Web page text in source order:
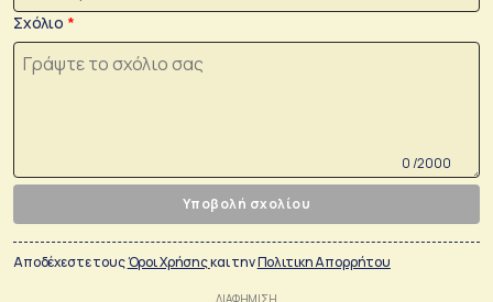
Σχόλιο
0 /2000
Υποβολή σχολίου
Αποδέχεστε τουςΌροι Χρήσηςκαι τηνΠολιτικη Απορρήτου